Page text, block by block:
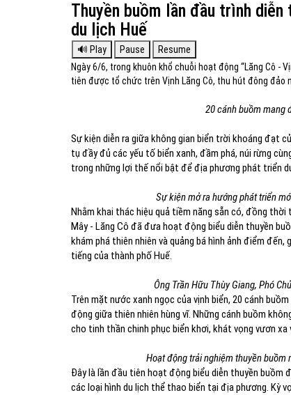
Thuyền buồm lần đầu trình
du lịch Huế
Ngày 6/6, trong khuôn khổ chuỗi hoạt động “Lăng Cô -
tiên được tổ chức trên Vịnh Lăng Cô, thu hút đông đảo
20 cánh buồm mang
Sự kiện diễn ra giữa không gian biển trời khoáng đạt
tụ đầy đủ các yếu tố biển xanh, đầm phá, núi rừng
trong những lợi thế nổi bật để địa phương phát triển
Sự kiện mở ra hướng phát triển
Nhằm khai thác hiệu quả tiềm năng sẵn có, đồng
Mây - Lăng Cô đã đưa hoạt động biểu diễn thuyền
khám phá thiên nhiên và quảng bá hình ảnh điểm
tiếng của thành phố Huế.
Ông Trần Hữu Thùy Giang, Phó
Trên mặt nước xanh ngọc của vịnh biển, 20 cánh
động giữa thiên nhiên hùng vĩ. Những cánh buồm
cho tinh thần chinh phục biển khơi, khát vọng vươn
Hoạt động trải nghiệm thuyền buồm
Đây là lần đầu tiên hoạt động biểu diễn thuyền
các loại hình du lịch thể thao biển tại địa phương. Kỳ